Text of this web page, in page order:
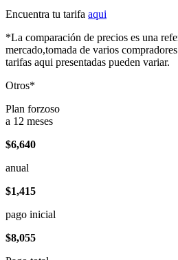
Encuentra tu tarifa aqui
*La comparación de precios es una
mercado,tomada de varios
tarifas aqui presentadas pueden variar.
Otros*
Plan forzoso
a 12 meses
$6,640
anual
$1,415
pago inicial
$8,055